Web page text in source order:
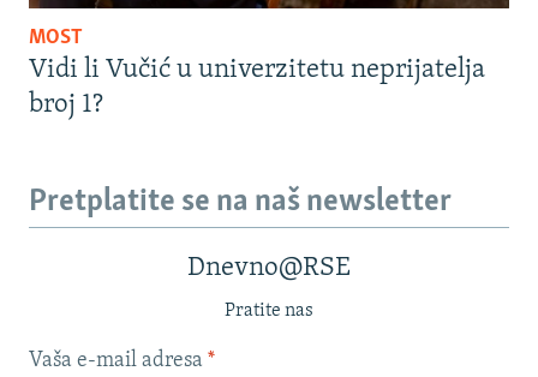
MOST
Vidi li Vučić u univerzitetu neprijatelja
broj 1?
Pretplatite se na naš newsletter
Dnevno@RSE
Pratite nas
Vaša e-mail adresa *